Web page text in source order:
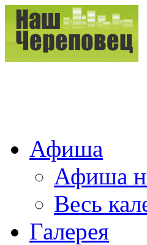
Афиша
Афиша
Весь
Галерея